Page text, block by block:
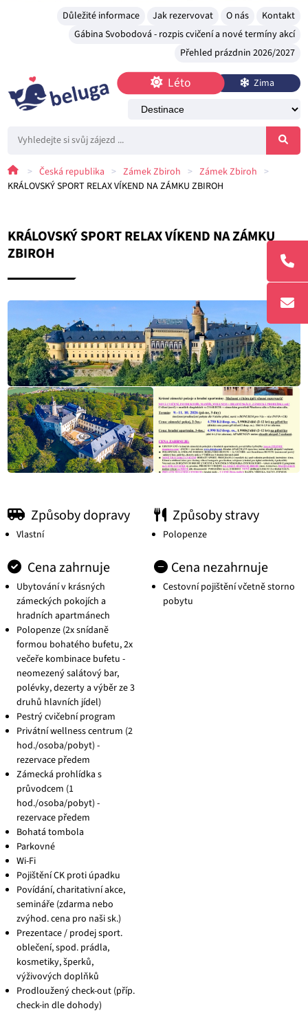
Důležité informace Jak rezervovat O nás
Kontakt
Gábina Svobodová - rozpis cvičení a nové termíny akcí
Přehled prázdnin 2026/2027
Léto Zima
> Česká republika > Zámek Zbiroh > Zámek Zbiroh >
KRÁLOVSKÝ SPORT RELAX VÍKEND NA ZÁMKU ZBIROH
KRÁLOVSKÝ SPORT RELAX VÍKEND NA ZÁMKU
ZBIROH
Způsoby dopravy
Vlastní
Způsoby stravy
Polopenze
Cena zahrnuje
Ubytování v krásných
zámeckých pokojích a
hradních apartmánech
Polopenze (2x snídaně
formou bohatého bufetu, 2x
večeře kombinace bufetu -
neomezený salátový bar,
polévky, dezerty a výběr ze 3
druhů hlavních jídel)
Pestrý cvičební program
Privátní wellness centrum (2
hod./osoba/pobyt) -
rezervace předem
Zámecká prohlídka s
průvodcem (1
hod./osoba/pobyt) -
rezervace předem
Bohatá tombola
Parkovné
Wi-Fi
Pojištění CK proti úpadku
Povídání, charitativní akce,
semináře (zdarma nebo
zvýhod. cena pro naši sk.)
Prezentace / prodej sport.
oblečení, spod. prádla,
kosmetiky, šperků,
výživových doplňků
Prodloužený check-out (příp.
check-in dle dohody)
Cena nezahrnuje
Cestovní pojištění včetně storno
pobytu